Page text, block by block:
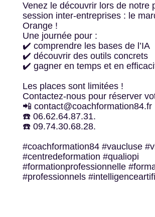
Venez le découvrir lors de notre
session inter-entreprises : le
Orange !
Une journée pour :
✔️ comprendre les bases de l’IA
✔️ découvrir des outils concrets
✔️ gagner en temps et en
Les places sont limitées !
Contactez-nous pour réserver
📲 contact@coachformation84.fr
☎️ 06.62.64.87.31.
☎️ 09.74.30.68.28.
#coachformation84 #vaucluse
#centredeformation #qualiopi
#formationprofessionnelle
#professionnels